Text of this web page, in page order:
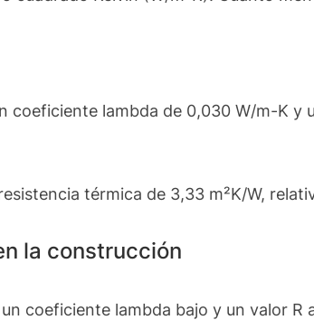
coeficiente lambda de 0,030 W/m-K y
térmica de 3,33 m²K/W,
la construcción
coeficiente lambda bajo y un valor